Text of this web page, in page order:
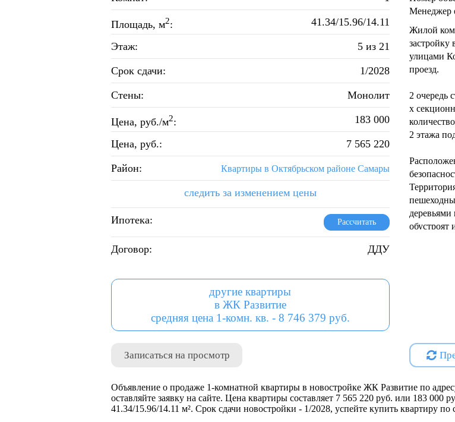
Площадь, м2: 41.34/15.96/14.11
Этаж: 5 из 21
Срок сдачи: 1/2028
Стены: Монолит
Цена, руб./м2: 183 000
Цена, руб.: 7 565 220
Район: Квартиры в Октябрьском районе Самары
следить за изменением цены
Ипотека: Рассчитать
Договор: ДДУ
другие квартиры
в ЖК Развитие
средняя цена 1-комн. кв. - 8 746 379 руб.
Записаться на просмотр
Менеджер
Жилой
улицами
проезд.
2 очередь
х
2 этажа
школу на
сада.
Объявление о продаже 1-комнатной квартиры в новостройке ЖК Развитие по
оставляйте заявку на сайте. Цена квартиры составляет 7 565 220 руб. или 183 000
41.34/15.96/14.11 м². Срок сдачи новостройки - 1/2028, успейте купить квартиру по